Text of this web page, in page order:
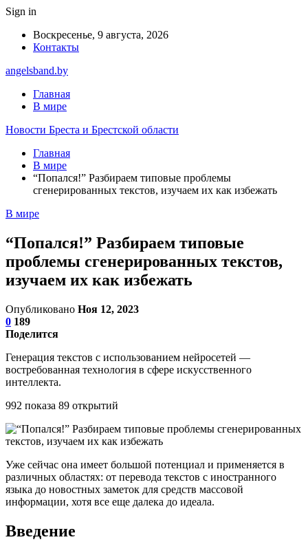
Sign in
Воскресенье, 9 августа, 2026
Контакты
angelsband.by
Главная
В мире
Новости Бреста и Брестской области
Главная
В мире
“Попался!” Разбираем типовые проблемы
сгенерированных текстов, изучаем их как избежать
В мире
“Попался!” Разбираем типовые
проблемы сгенерированных текстов,
изучаем их как избежать
Опубликовано Ноя 12, 2023
0 189
Поделится
Генерация текстов с использованием нейросетей —
востребованная технология в сфере искусственного
интеллекта.
992 показа 89 открытий
Уже сейчас она имеет большой потенциал и применяется в
различных областях: от перевода текстов с иностранного
языка до новостных заметок для средств массовой
информации, хотя все еще далека до идеала.
Введение